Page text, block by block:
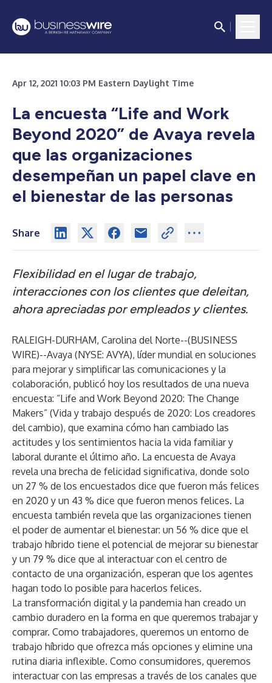
Apr 12, 2021 10:03 PM Eastern Daylight Time
La encuesta “Life and Work
Beyond 2020” de Avaya revela
que las organizaciones
desempeñan un papel clave en
el bienestar de las personas
Share
Flexibilidad en el lugar de trabajo,
interacciones con los clientes que deleitan,
ahora apreciadas por empleados y clientes.
RALEIGH-DURHAM, Carolina del Norte--(BUSINESS
WIRE)--Avaya (NYSE: AVYA), líder mundial en soluciones
para mejorar y simplificar las comunicaciones y la
colaboración, publicó hoy los resultados de una nueva
encuesta: “Life and Work Beyond 2020: The Change
Makers” (Vida y trabajo después de 2020: Los creadores
del cambio), que examina cómo han cambiado las
actitudes y los sentimientos hacia la vida familiar y
laboral durante el último año. La encuesta de Avaya
revela una brecha de felicidad significativa, donde solo
un 27 % de los encuestados dice que fueron más felices
en 2020 y un 43 % dice que fueron menos felices. La
encuesta también revela que las organizaciones tienen
el poder de aumentar el bienestar: un 56 % dice que el
trabajo híbrido tiene el potencial de mejorar su bienestar
y un 79 % dice que al interactuar con el centro de
contacto de una organización, esperan que los agentes
hagan todo lo posible para hacerlos felices.
La transformación digital y la pandemia han creado un
cambio duradero en la forma en que queremos trabajar y
comprar. Como trabajadores, queremos un entorno de
trabajo híbrido que ofrezca más opciones y elimine una
rutina diaria inflexible. Como consumidores, queremos
interactuar con las empresas a través de los canales que